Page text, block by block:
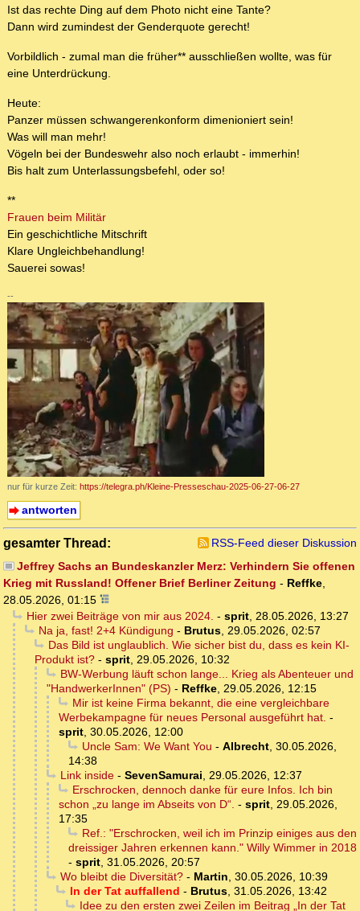
Ist das rechte Ding auf dem Photo nicht eine Tante?
Dann wird zumindest der Genderquote gerecht!
Vorbildlich - zumal man die früher** ausschließen wollte, was für
eine Unterdrückung.
Heute:
Panzer müssen schwangerenkonform dimenioniert sein!
Was will man mehr!
Vögeln bei der Bundeswehr also noch erlaubt - immerhin!
Bis halt zum Unterlassungsbefehl, oder so!
**
Frauen beim Militär
Ein geschichtliche Mitschrift
Klare Ungleichbehandlung!
Sauerei sowas!
--
nur für kurze Zeit: https://telegra.ph/Kleine-Presseschau-2025-06-27-06-27
antworten
gesamter Thread:
RSS-Feed dieser Diskussion
Jeffrey Sachs an Bundeskanzler Merz: Verhindern Sie offenen
Krieg mit Russland! Offener Brief Berliner Zeitung - Reffke,
28.05.2026, 01:15
Hier zwei Beiträge von mir aus 2024. - sprit, 28.05.2026, 13:27
Na ja, fast! 2+4 Kündigung - Brutus, 29.05.2026, 02:57
Das Bild ist unglaublich. Wie sicher bist du, dass es kein KI-
Produkt ist? - sprit, 29.05.2026, 10:32
BW-Werbung läuft schon lange... Krieg als Abenteuer und
"HandwerkerInnen" (PS) - Reffke, 29.05.2026, 12:15
Mir ist keine Firma bekannt, die eine vergleichbare
Werbekampagne für neues Personal ausgeführt hat. -
sprit, 30.05.2026, 12:00
Uncle Sam: We Want You - Albrecht, 30.05.2026,
14:38
Link inside- SevenSamurai, 29.05.2026, 12:37
Erschrocken, dennoch danke für eure Infos. Ich bin
schon „zu lange im Abseits von D“. - sprit, 29.05.2026,
17:35
Ref.: "Erschrocken, weil ich im Prinzip einiges aus den
dreissiger Jahren erkennen kann." Willy Wimmer in 2018
- sprit, 31.05.2026, 20:57
Wo bleibt die Diversität?- Martin, 30.05.2026, 10:39
In der Tat auffallend - Brutus, 31.05.2026, 13:42
Idee zu den ersten zwei Zeilen im Beitrag „In der Tat